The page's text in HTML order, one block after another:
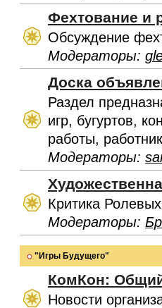
Фехтование и
Обсуждение
Модераторы:
Доска
Раздел
игр, бугуртов,
работы,
Модераторы:
Критика
Модераторы:
"Игры Будущего"
КомКон:
Новости